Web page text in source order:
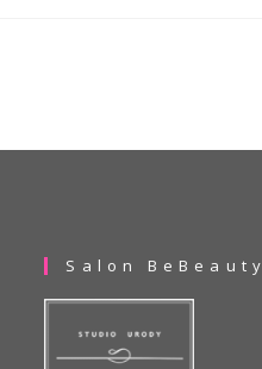
Salon BeBeauty